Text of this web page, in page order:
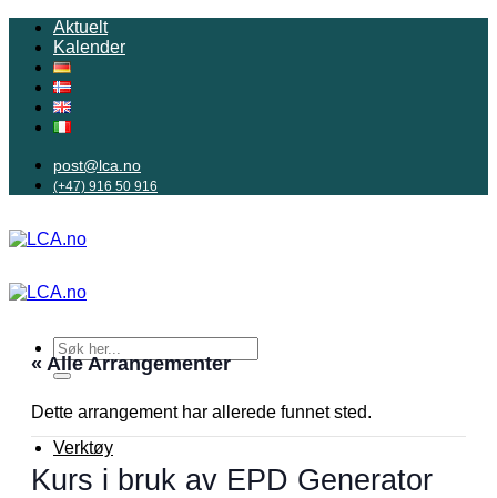
Skip
content
Aktuelt
Kalender
post@lca.no
(+47) 916 50 916
Verktøy
« Alle Arrangementer
Dette arrangement har allerede funnet sted.
Kurs i bruk av EPD Generator